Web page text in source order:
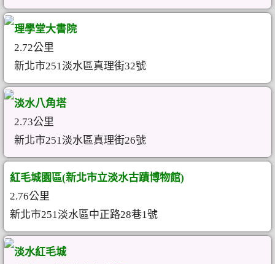
理學堂大書院
2.72公里
新北市251淡水區真理街32號
淡水八角塔
2.73公里
新北市251淡水區真理街26號
紅毛城園區(新北市立淡水古蹟博物館)
2.76公里
新北市251淡水區中正路28巷1號
淡水紅毛城